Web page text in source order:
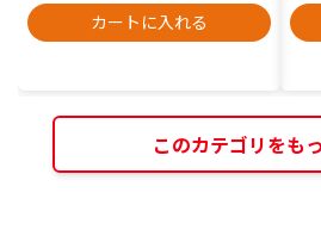
カートに入れる
このカテゴリをも